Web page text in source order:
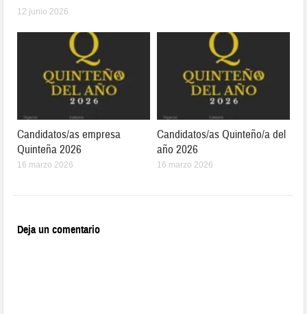
12 junio 2026
Candidatos/as empresa
Quinteña 2026
16 marzo 2026
Candidatos/as Quinteño/a del
año 2026
16 marzo 2026
Deja un comentario